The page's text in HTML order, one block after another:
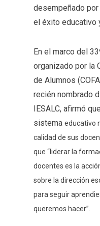
desempeñado
el éxito educativo
En el marco del
organizado por la
de Alumnos
recién nombrado
IESALC, afirmó
sistema educativo
calidad de sus
que “liderar la
docentes es la
sobre la dirección
para seguir
queremos hacer”.